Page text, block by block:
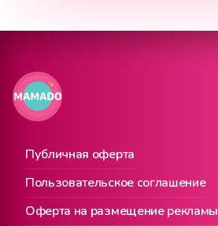
Публичная оферта
Пользовательское соглашение
Оферта на размещение рекламы